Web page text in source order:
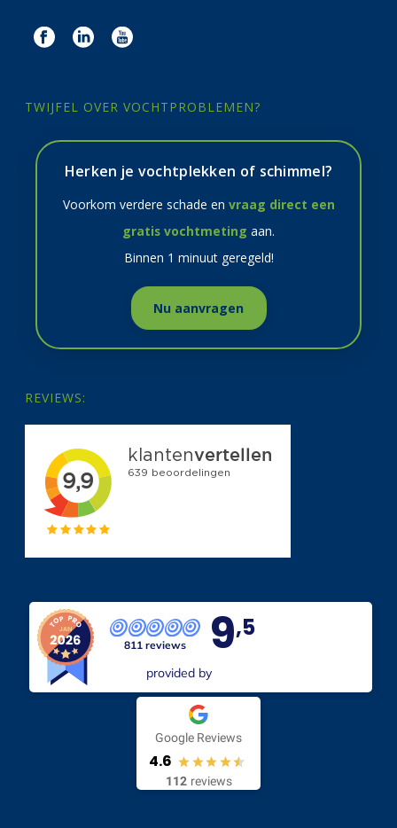
TWIJFEL OVER VOCHTPROBLEMEN?
Herken je vochtplekken of schimmel?
Voorkom verdere schade en vraag direct een
gratis vochtmeting aan.
Binnen 1 minuut geregeld!
Nu aanvragen
REVIEWS:
811 reviews 9,5
provided by
Google Reviews
4.6
112 reviews